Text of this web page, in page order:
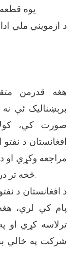
۱- یوه قطعه سپین بګراونډ لرونکی رنګه عکس.
برېښنالیک ئې
صورت کي،
افغانستان د
مراجعه وکړي او
څخه تر دریو ورځو پوري خپل شکایت ثبت کړي.
پام کي لري،
ترلاسه کړي او
شرکت په خالي